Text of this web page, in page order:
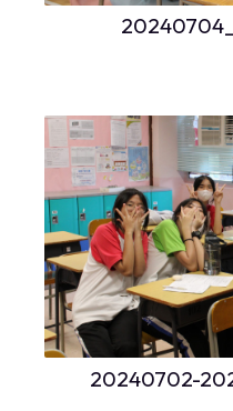
20240702-